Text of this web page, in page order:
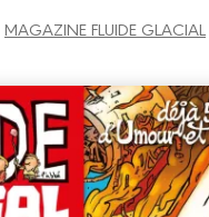
MAGAZINE FLUIDE GLACIAL